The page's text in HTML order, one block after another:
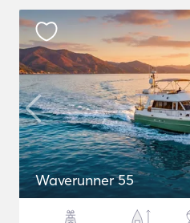
Waverunner 55